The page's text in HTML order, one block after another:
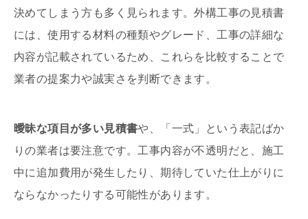
決めてしまう方も多く見られます。外構工事の見積書
には、使用する材料の種類やグレード、工事の詳細な
内容が記載されているため、これらを比較することで
業者の提案力や誠実さを判断できます。
曖昧な項目が多い見積書や、「一式」という表記ばか
りの業者は要注意です。工事内容が不透明だと、施工
中に追加費用が発生したり、期待していた仕上がりに
ならなかったりする可能性があります。